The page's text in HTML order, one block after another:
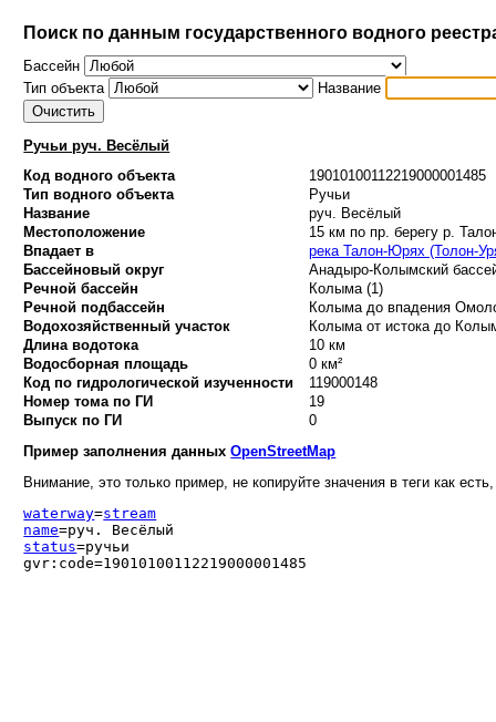
Поиск по данным государственного водного
Бассейн
Тип объекта
Название
Ручьи руч. Весёлый
Код водного объекта
19010100112219000001485
Тип водного объекта
Ручьи
Название
руч. Весёлый
Местоположение
15 км по пр. берегу р.
Впадает в
река Талон-Юрях (Толон-
Бассейновый округ
Анадыро-Колымский
Речной бассейн
Колыма (1)
Речной подбассейн
Колыма до впадения
Водохозяйственный участок
Колыма от истока до
Длина водотока
10 км
Водосборная площадь
0 км²
Код по гидрологической изученности
119000148
Номер тома по ГИ
19
Выпуск по ГИ
0
Пример заполнения данныхOpenStreetMap
Внимание, это только пример, не копируйте значения в теги как
waterway=stream
name=руч. Весёлый
status=ручьи
gvr:code=19010100112219000001485